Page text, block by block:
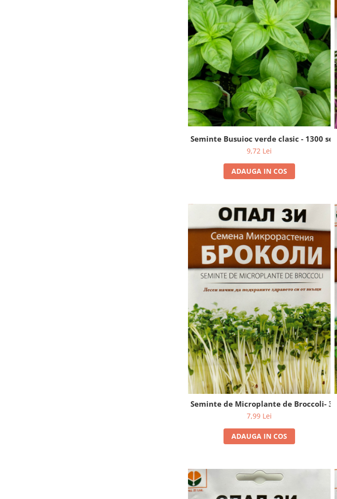
Seminte Busuioc verde clasic - 1300
9,72 Lei
ADAUGA IN COS
Seminte de Microplante de Broccoli- 3
7,99 Lei
ADAUGA IN COS